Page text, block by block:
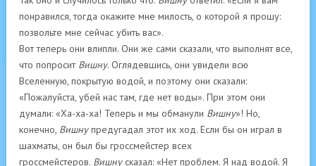
понравился, тогда окажите мне милость, о которой я прошу:
позвольте мне сейчас убить вас».
Вот теперь они влипли. Они же сами сказали, что выполнят все,
что попросит Вишну. Оглядевшись, они увидели всю
Вселенную, покрытую водой, и поэтому они сказали:
«Пожалуйста, убей нас там, где нет воды». При этом они
думали: «Ха-ха-ха! Теперь и мы обманули Вишну»! Но,
конечно, Вишнупредугадал этот их ход. Если бы он играл в
шахматы, он был бы гроссмейстер всех
гроссмейстеров. Вишнусказал: «Нет проблем. Я над водой. Я